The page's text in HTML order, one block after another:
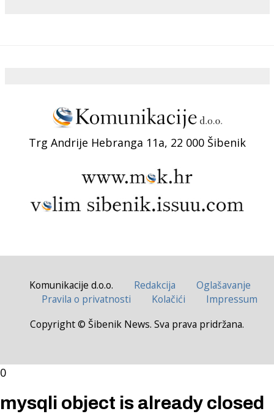
Trg Andrije Hebranga 11a, 22 000 Šibenik
Komunikacije d.o.o. Redakcija
Oglašavanje
Pravila o privatnosti
Kolačići
Impressum
Copyright © Šibenik News. Sva prava pridržana.
0
mysqli object is already closed